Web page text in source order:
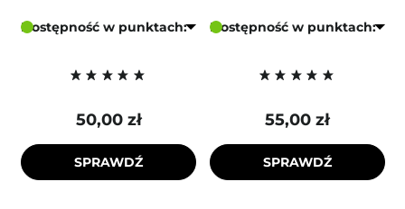
Dostępność w punktach:
50,00 zł
SPRAWDŹ
Dostępność w punktach:
55,00 zł
SPRAWDŹ